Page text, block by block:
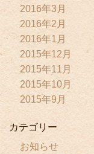
2016年3月
2016年2月
2016年1月
2015年12月
2015年11月
2015年10月
2015年9月
カテゴリー
お知らせ